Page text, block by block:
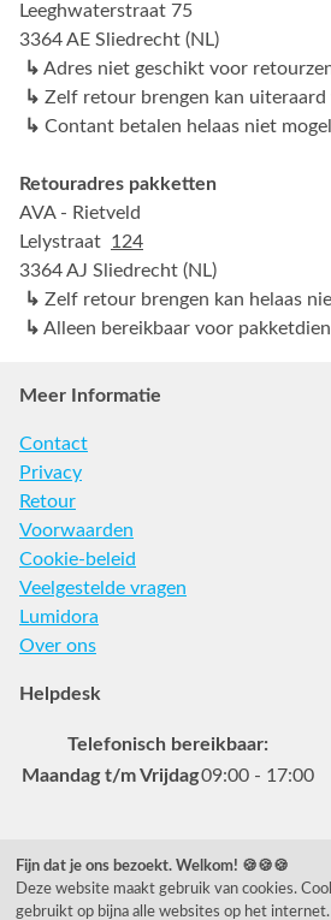
Leeghwaterstraat 75
3364 AE Sliedrecht (NL)
↳ Adres niet geschikt voor
↳ Zelf retour brengen kan uiteraard
↳ Contant betalen helaas niet
Retouradres pakketten
AVA - Rietveld
Lelystraat 124
3364 AJ Sliedrecht (NL)
↳ Zelf retour brengen kan helaas
↳ Alleen bereikbaar voor
Meer Informatie
Contact
Privacy
Retour
Voorwaarden
Cookie-beleid
Veelgestelde vragen
Lumidora
Over ons
Helpdesk
Telefonisch bereikbaar:
Maandag t/m Vrijdag09:00 - 17:00
Veelgestelde vragen
0031 78 615 44 15
Fijn dat je ons bezoekt. Welkom! 🍪🍪🍪
Deze website maakt gebruik van cookies.
gebruikt op bijna alle websites op het